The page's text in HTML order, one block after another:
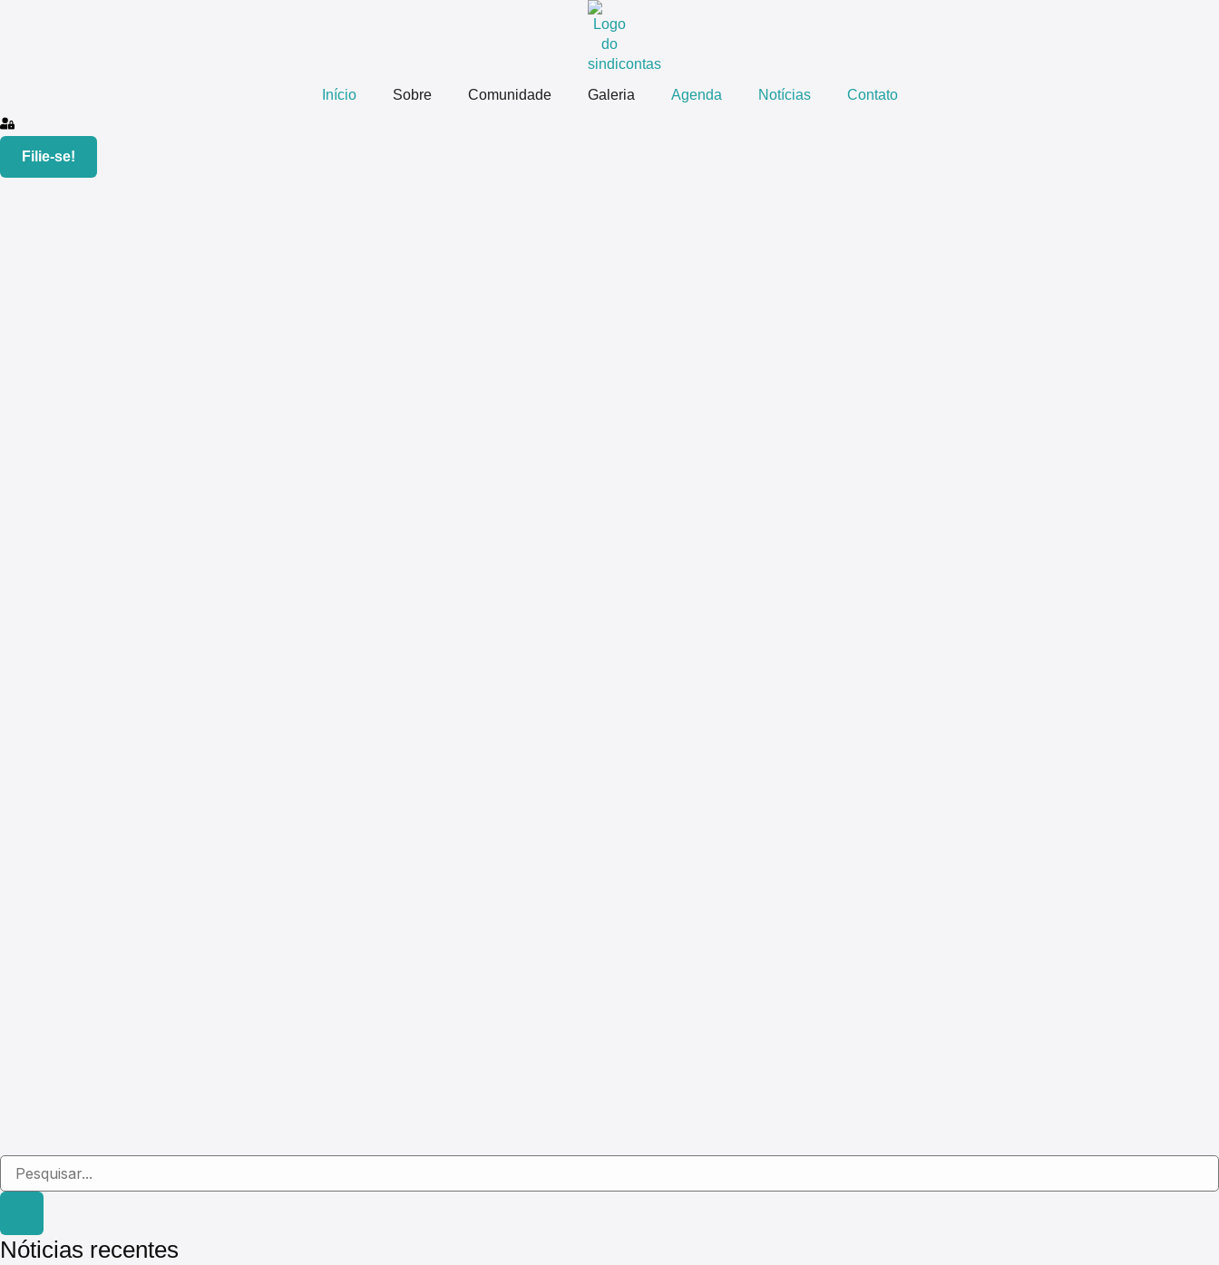
Início Sobre Comunidade Galeria Agenda Notícias Contato
Filie-se!
Nóticias recentes